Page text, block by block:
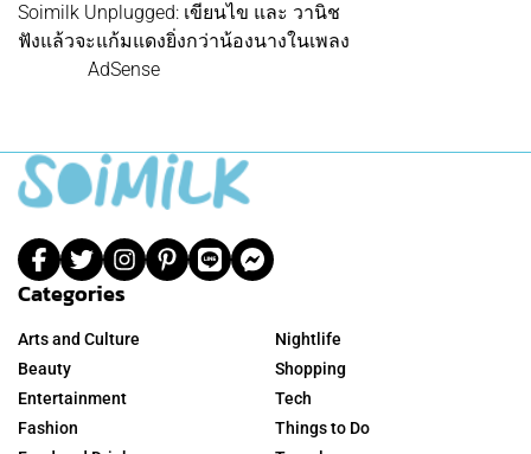
Soimilk Unplugged: เขียนไข และ วานิช
ฟังแล้วจะแก้มแดงยิ่งกว่าน้องนางในเพลง
AdSense
Categories
Arts and Culture
Beauty
Entertainment
Fashion
Nightlife
Shopping
Tech
Things to Do